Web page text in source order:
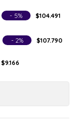
- 5% $104.491
- 2% $107.790
$9.166